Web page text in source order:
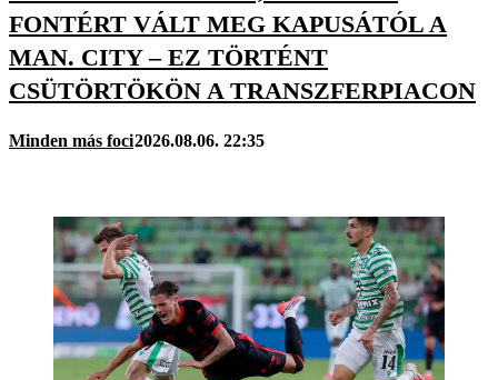
FONTÉRT VÁLT MEG KAPUSÁTÓL A
MAN. CITY – EZ TÖRTÉNT
CSÜTÖRTÖKÖN A TRANSZFERPIACON
Minden más foci2026.08.06. 22:35